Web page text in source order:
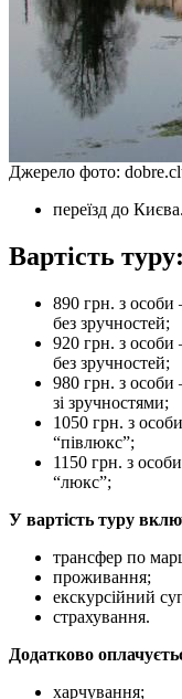
Джерело фото:
переїзд до Києва.
Вартість туру:
890 грн. з
без зручностей;
920 грн. з
без зручностей;
980 грн. з
зі зручностями;
1050 грн. з
“півлюкс”;
1150 грн. з
“люкс”;
У вартість туру
трансфер по
проживання;
екскурсійний
страхування.
Додатково
харчування;